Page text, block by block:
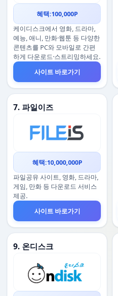
혜택:100,000P
케이디스크에서 영화, 드라마,
예능, 애니, 만화·웹툰 등 다양한
콘텐츠를 PC와 모바일로 간편
하게 다운로드·스트리밍하세요.
사이트 바로가기
7. 파일이즈
혜택:10,000,000P
파일공유 사이트, 영화, 드라마,
게임, 만화 등 다운로드 서비스
제공.
사이트 바로가기
9. 온디스크